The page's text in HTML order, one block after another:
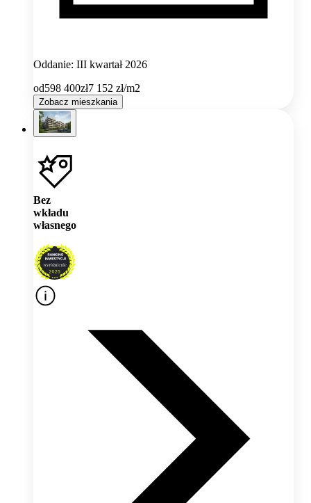
Oddanie: III kwartał 2026
od598 400zł7 152 zł/m2
Zobacz mieszkania
Bez
wkładu
własnego